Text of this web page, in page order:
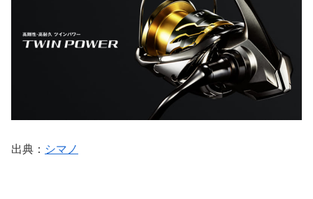
出典： シマノ